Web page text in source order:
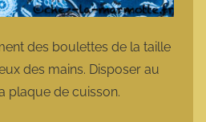
des boulettes de la taille
des mains. Disposer au
plaque de cuisson.